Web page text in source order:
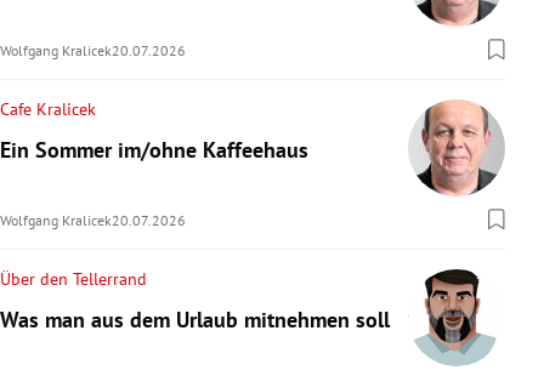
Wolfgang Kralicek20.07.2026
Cafe Kralicek
Ein Sommer im/ohne Kaffeehaus
Wolfgang Kralicek20.07.2026
Über den Tellerrand
Was man aus dem Urlaub mitnehmen soll